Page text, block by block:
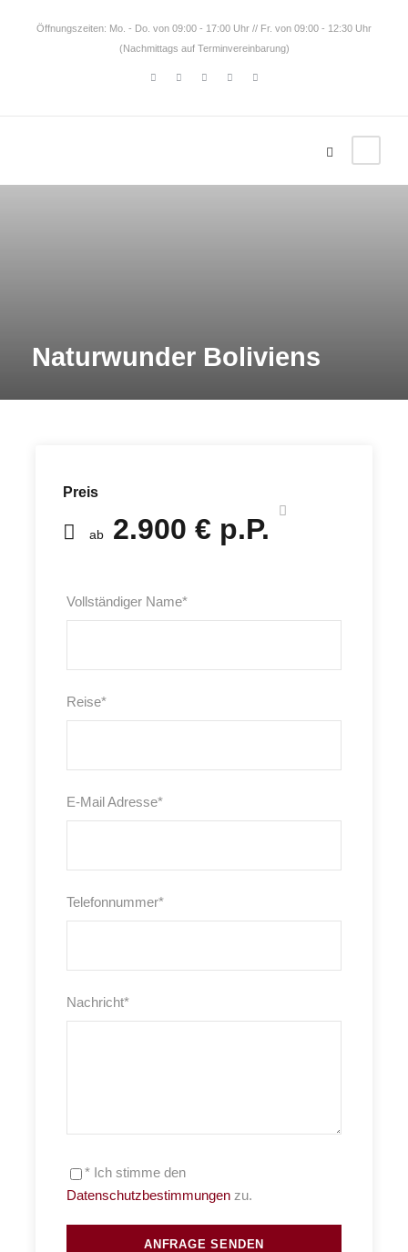
Öffnungszeiten: Mo. - Do. von 09:00 - 17:00 Uhr // Fr. von 09:00 - 12:30 Uhr
(Nachmittags auf Terminvereinbarung)
Naturwunder Boliviens
Preis
ab 2.900 € p.P.
Vollständiger Name*
Reise*
E-Mail Adresse*
Telefonnummer*
Nachricht*
* Ich stimme den
Datenschutzbestimmungen zu.